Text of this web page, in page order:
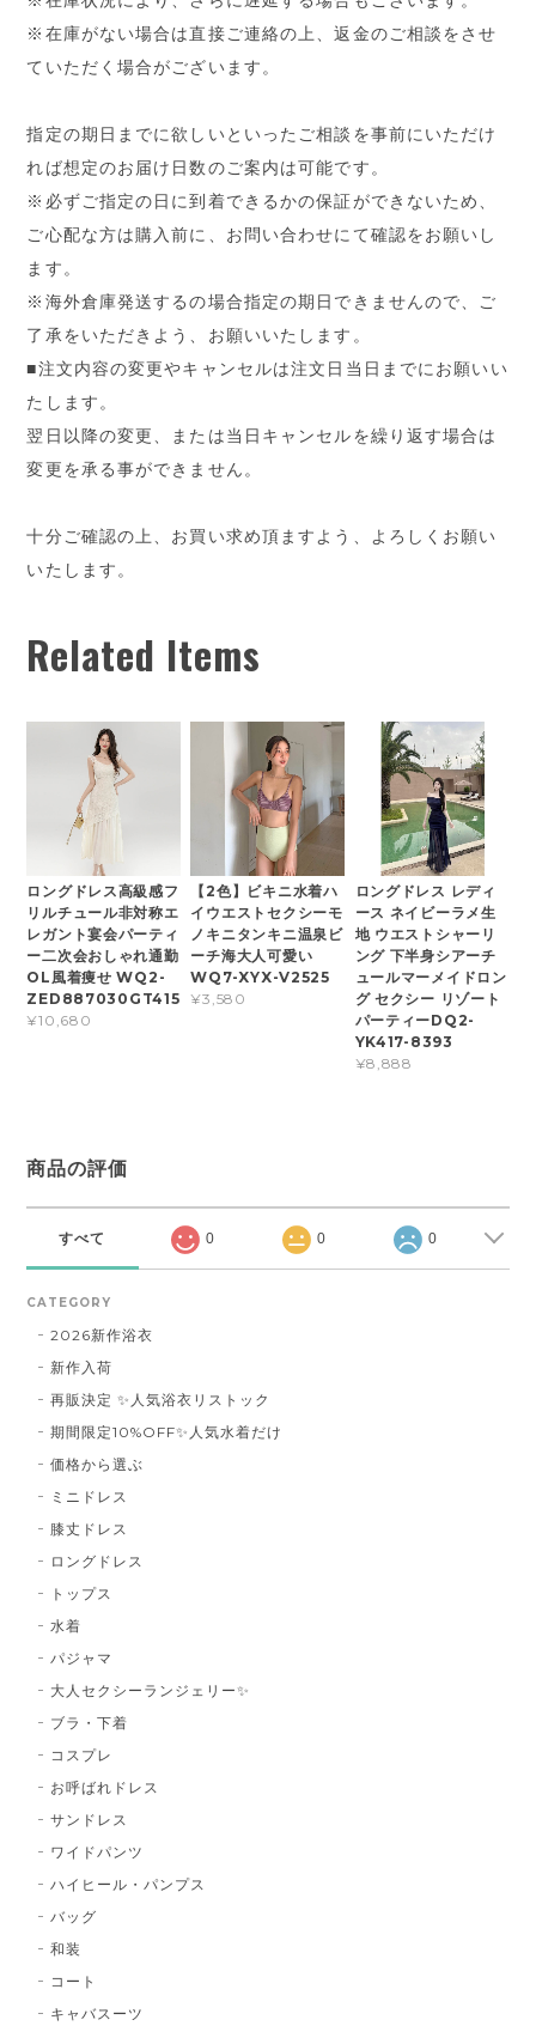
※在庫がない場合は直接ご連絡の上、返金のご相談をさせ
ていただく場合がございます。
指定の期日までに欲しいといったご相談を事前にいただけ
れば想定のお届け日数のご案内は可能です。
※必ずご指定の日に到着できるかの保証ができないため、
ご心配な方は購入前に、お問い合わせにて確認をお願いし
ます。
※海外倉庫発送するの場合指定の期日できませんので、ご
了承をいただきよう、お願いいたします。
■注文内容の変更やキャンセルは注文日当日までにお願いい
たします。
翌日以降の変更、または当日キャンセルを繰り返す場合は
変更を承る事ができません。
十分ご確認の上、お買い求め頂ますよう、よろしくお願い
いたします。
Related Items
ロングドレス高級感フ
リルチュール非対称エ
レガント宴会パーティ
ー二次会おしゃれ通勤
OL風着痩せ WQ2-
ZED887030GT415
¥10,680
【2色】ビキニ水着ハ
イウエストセクシーモ
ノキニタンキニ温泉ビ
ーチ海大人可愛い
WQ7-XYX-V2525
¥3,580
ロングドレス レディ
ース ネイビーラメ生
地 ウエストシャーリ
ング 下半身シアーチ
ュールマーメイドロン
グ セクシー リゾート
パーティーDQ2-
YK417-8393
¥8,888
商品の評価
すべて 0 0 0
CATEGORY
2026新作浴衣
新作入荷
再販決定 ✨人気浴衣リストック
期間限定10%OFF✨人気水着だけ
価格から選ぶ
ミニドレス
膝丈ドレス
ロングドレス
トップス
水着
パジャマ
大人セクシーランジェリー✨
ブラ・下着
コスプレ
お呼ばれドレス
サンドレス
ワイドパンツ
ハイヒール・パンプス
バッグ
和装
コート
キャバスーツ